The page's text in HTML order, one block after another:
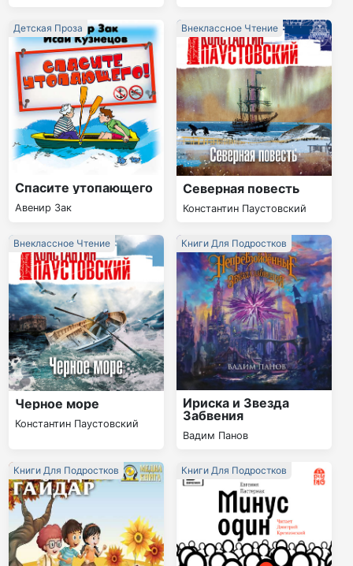
Спасите утопающего
Авенир Зак
Детская Проза
Северная повесть
Константин Паустовский
Внеклассное Чтение
Черное море
Константин Паустовский
Внеклассное Чтение
Ириска и Звезда
Забвения
Вадим Панов
Книги Для Подростков
Книги Для Подростков Книги Для Подростков